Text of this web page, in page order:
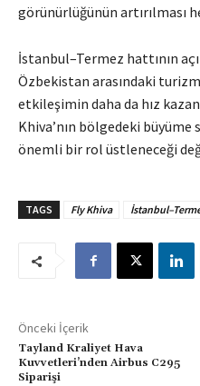
görünürlüğünün artırılması
İstanbul–Termez hattının
Özbekistan arasındaki
etkileşimin daha da hız
Khiva’nın bölgedeki
önemli bir rol üstleneceği
TAGS Fly Khiva
Önceki İçerik
Tayland Kraliyet Hava
Kuvvetleri’nden Airbus C295
Siparişi